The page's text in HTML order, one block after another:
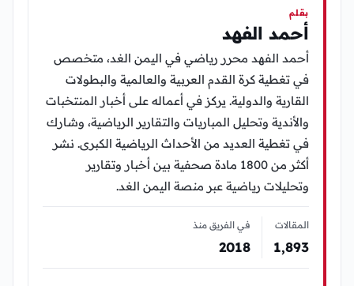
بقلم
أحمد الفهد
أحمد الفهد محرر رياضي في اليمن الغد، متخصص
في تغطية كرة القدم العربية والعالمية والبطولات
القارية والدولية. يركز في أعماله على أخبار المنتخبات
والأندية وتحليل المباريات والتقارير الرياضية، وشارك
في تغطية العديد من الأحداث الرياضية الكبرى. نشر
أكثر من 1800 مادة صحفية بين أخبار وتقارير
وتحليلات رياضية عبر منصة اليمن الغد.
المقالات
1٬893
في الفريق منذ
2018